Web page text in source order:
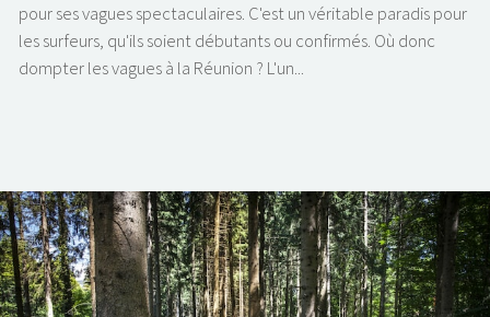
pour ses vagues spectaculaires. C'est un véritable paradis pour
les surfeurs, qu'ils soient débutants ou confirmés. Où donc
dompter les vagues à la Réunion ? L'un...